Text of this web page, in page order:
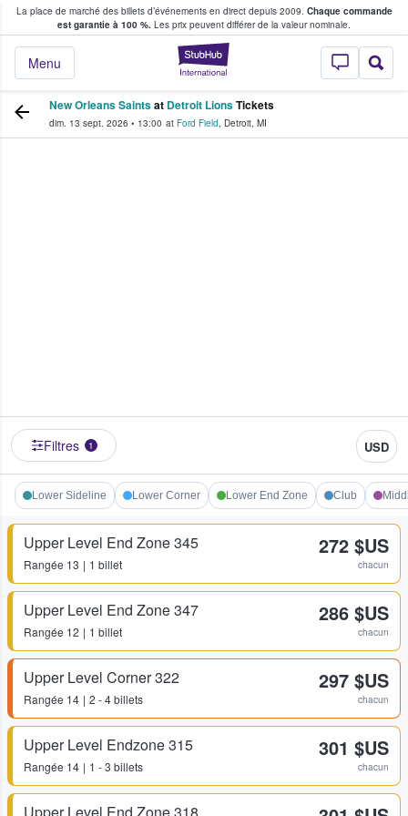
La place de marché des billets d’événements en direct depuis 2009. Chaque commande
est garantie à 100 %. Les prix peuvent différer de la valeur nominale.
StubHub - Où
Menu
fans achètent et vendent des billets
New Orleans Saintsat Detroit LionsTickets
dim. 13 sept. 2026 • 13:00 at Ford Field, Detroit, MI
Filtres 1 USD
Lower Sideline Lower Corner Lower End Zone Club
Upper Level End Zone 345
Rangée 13 1 billet
272 $US
chacun
Upper Level End Zone 347
Rangée 12 1 billet
286 $US
chacun
Upper Level Corner 322
Rangée 14 2 - 4 billets
297 $US
chacun
Upper Level Endzone 315
Rangée 14 1 - 3 billets
301 $US
chacun